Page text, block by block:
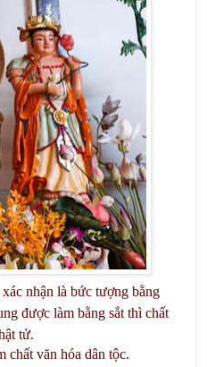
nhận là bức tượng bằng
được làm bằng sắt thì chất
tử.
chất văn hóa dân tộc.